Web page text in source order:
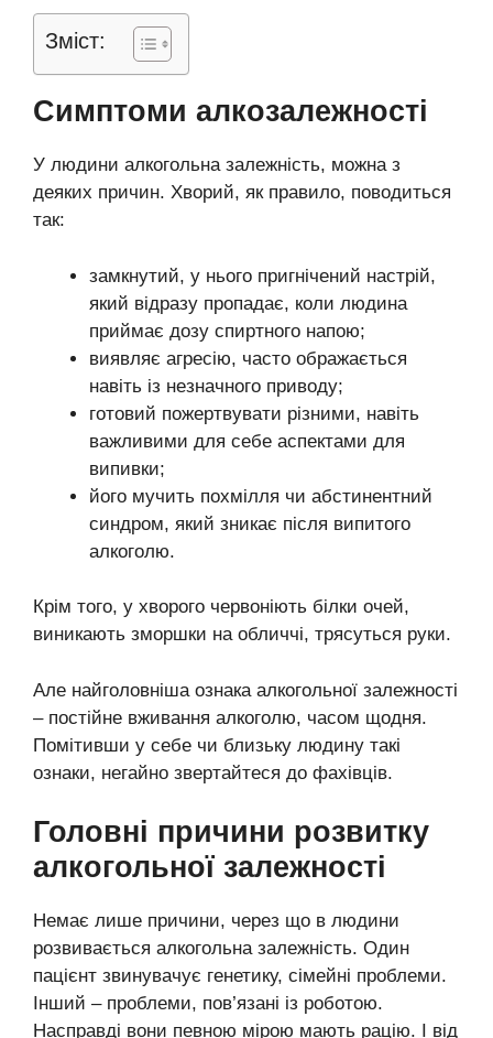
Зміст:
Симптоми алкозалежності
У людини алкогольна залежність, можна з
деяких причин. Хворий, як правило, поводиться
так:
замкнутий, у нього пригнічений настрій,
який відразу пропадає, коли людина
приймає дозу спиртного напою;
виявляє агресію, часто ображається
навіть із незначного приводу;
готовий пожертвувати різними, навіть
важливими для себе аспектами для
випивки;
його мучить похмілля чи абстинентний
синдром, який зникає після випитого
алкоголю.
Крім того, у хворого червоніють білки очей,
виникають зморшки на обличчі, трясуться руки.
Але найголовніша ознака алкогольної залежності
– постійне вживання алкоголю, часом щодня.
Помітивши у себе чи близьку людину такі
ознаки, негайно звертайтеся до фахівців.
Головні причини розвитку
алкогольної залежності
Немає лише причини, через що в людини
розвивається алкогольна залежність. Один
пацієнт звинувачує генетику, сімейні проблеми.
Інший – проблеми, пов’язані із роботою.
Насправді вони певною мірою мають рацію. І від